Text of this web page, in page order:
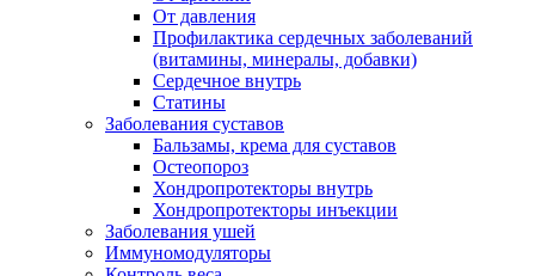
От давления
Профилактика сердечных заболеваний
(витамины, минералы, добавки)
Сердечное внутрь
Статины
Заболевания суставов
Бальзамы, крема для суставов
Остеопороз
Хондропротекторы внутрь
Хондропротекторы инъекции
Заболевания ушей
Иммуномодуляторы